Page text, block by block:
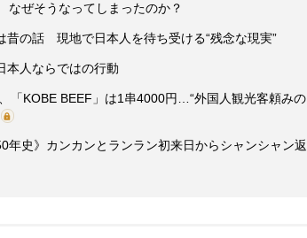
ぜそうなってしまったのか？
昔の話 現地で日本人を待ち受ける“残念な現実”
人ならではの行動
「KOBE BEEF」は1串4000円…“外国人観光客頼みの
年史》カンカンとランラン初来日からシャンシャン返